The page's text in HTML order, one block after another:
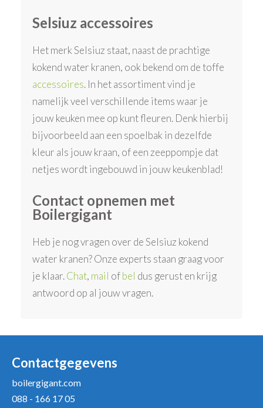
Selsiuz accessoires
Het merk Selsiuz staat, naast de prachtige
kokend water kranen, ook bekend om de toffe
accessoires. In het assortiment vind je
namelijk veel verschillende items waar je
jouw keuken mee op kunt fleuren. Denk hierbij
bijvoorbeeld aan een spoelbak in dezelfde
kleur als jouw kraan, of een zeeppompje dat
netjes wordt ingebouwd in jouw keukenblad!
Contact opnemen met
Boilergigant
Heb je nog vragen over de Selsiuz kokend
water kranen? Onze experts staan graag voor
je klaar.Chat, mail ofbel dus gerust en krijg
antwoord op al jouw vragen.
Contactgegevens
boilergigant.com
088 - 166 17 05